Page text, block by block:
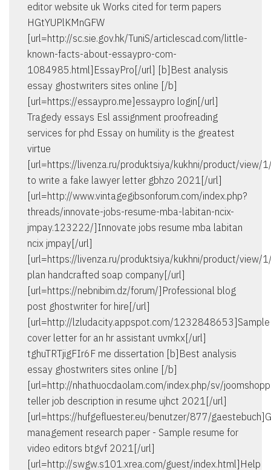
editor website uk Works cited for term papers
HGtYUPlKMnGFW
[url=http://sc.sie.gov.hk/TuniS/articlescad.com/little-
known-facts-about-essaypro-com-
1084985.html]EssayPro[/url] [b]Best analysis
essay ghostwriters sites online [/b]
[url=https://essaypro.me]essaypro login[/url]
Tragedy essays Esl assignment proofreading
services for phd Essay on humility is the greatest
virtue
[url=https://livenza.ru/produktsiya/kukhni/product/view/
to write a fake lawyer letter gbhzo 2021[/url]
[url=http://www.vintagegibsonforum.com/index.php?
threads/innovate-jobs-resume-mba-labitan-ncix-
jmpay.123222/]Innovate jobs resume mba labitan
ncix jmpay[/url]
[url=https://livenza.ru/produktsiya/kukhni/product/view/
plan handcrafted soap company[/url]
[url=https://nebnibim.dz/forum/]Professional blog
post ghostwriter for hire[/url]
[url=http://lzludacity.appspot.com/1232848653]Sample
cover letter for an hr assistant uvmkx[/url]
tghuTRTjigFIr6F me dissertation [b]Best analysis
essay ghostwriters sites online [/b]
[url=http://nhathuocdaolam.com/index.php/sv/
teller job description in resume ujhct 2021[/url]
[url=https://hufgefluester.eu/benutzer/877/
management research paper - Sample resume for
video editors btgvf 2021[/url]
[url=http://swgw.s101.xrea.com/guest/index.html]Help